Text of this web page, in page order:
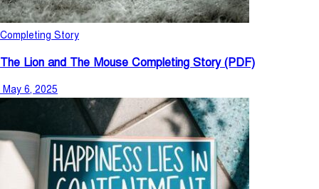
Completing Story
The Lion and The Mouse Completing Story (PDF)
May 6, 2025